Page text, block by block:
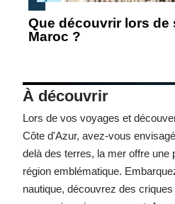
Que découvrir lors de
Maroc ?
À découvrir
Lors de vos voyages et
Côte d'Azur, avez-vous
delà des terres, la mer offre une
région emblématique.
nautique, découvrez des